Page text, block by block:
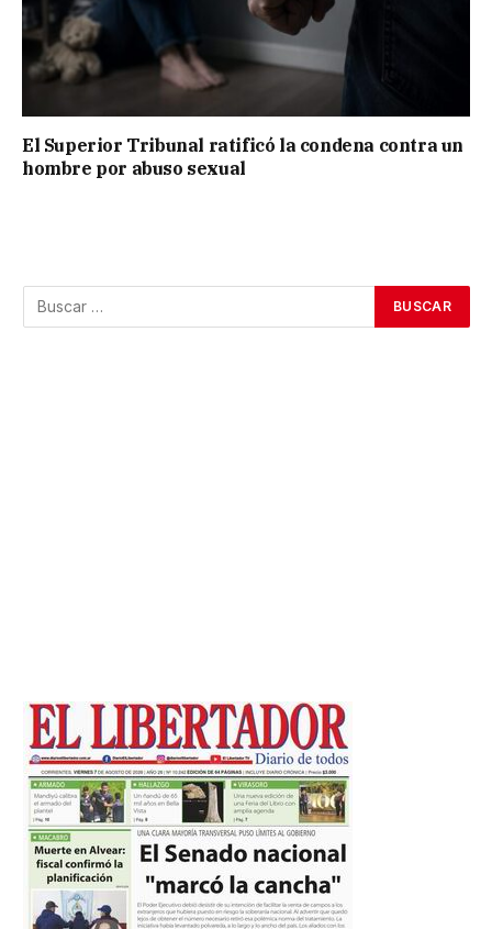
El Superior Tribunal ratificó la condena contra un
hombre por abuso sexual